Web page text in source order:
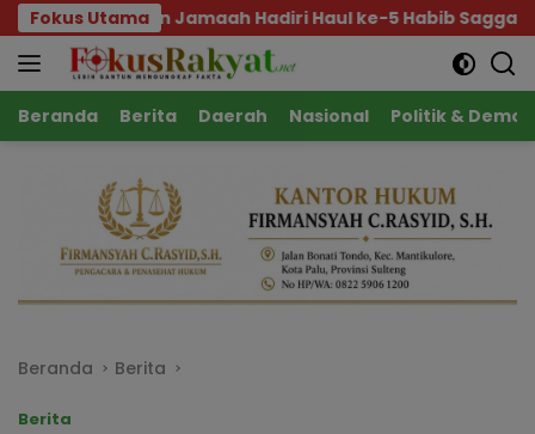
Langsung
ke
konten
Fokus Utama
Haul ke-5 Habib Saggaf, Gubernur Ajak Teladani Ilmu
Beranda Berita Daerah Nasional Politik &
Beranda Berita
Berita